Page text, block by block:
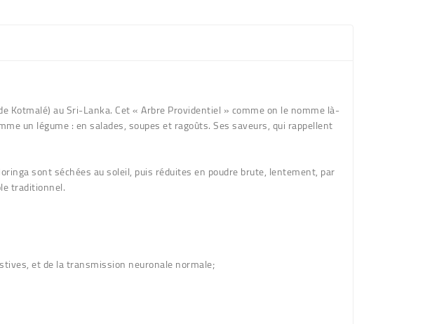
Kotmalé) au Sri-Lanka. Cet « Arbre Providentiel » comme on le nomme là-
un légume : en salades, soupes et ragoûts. Ses saveurs, qui rappellent
sont séchées au soleil, puis réduites en poudre brute, lentement, par
traditionnel.
et de la transmission neuronale normale;